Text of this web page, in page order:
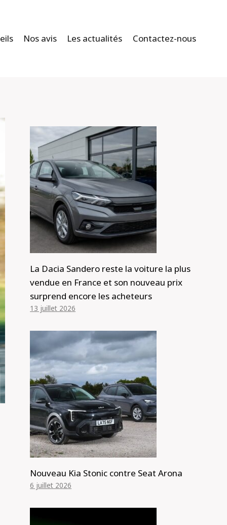
Nos avis Les actualités Contactez-nous
La Dacia Sandero reste la voiture la plus
vendue en France et son nouveau prix
surprend encore les acheteurs
13 juillet 2026
Nouveau Kia Stonic contre Seat Arona
6 juillet 2026